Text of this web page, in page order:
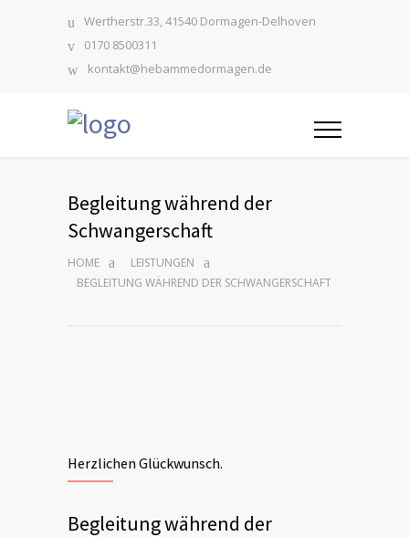
Wertherstr.33, 41540 Dormagen-Delhoven
0170 8500311
kontakt@hebammedormagen.de
Begleitung während der
Schwangerschaft
HOME
LEISTUNGEN
BEGLEITUNG WÄHREND DER SCHWANGERSCHAFT
Herzlichen Glückwunsch.
Begleitung während der